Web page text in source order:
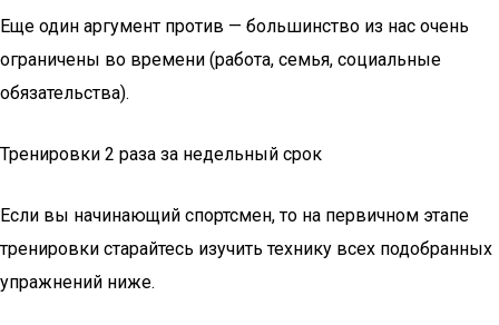
Еще один аргумент против — большинство из нас очень
ограничены во времени (работа, семья, социальные
обязательства).
Тренировки 2 раза за недельный срок
Если вы начинающий спортсмен, то на первичном этапе
тренировки старайтесь изучить технику всех подобранных
упражнений ниже.